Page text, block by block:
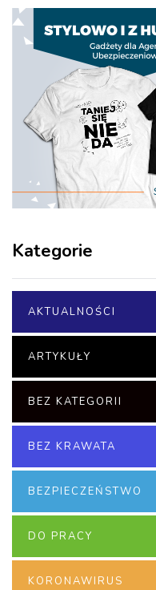
Kategorie
AKTUALNOŚCI
ARTYKUŁY
BEZ KATEGORII
BEZ KRAWATA
BEZPIECZEŃSTWO
DO PRACY
KORONAWIRUS